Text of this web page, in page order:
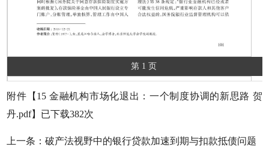
第 1 页
附件【 15 金融机构市场化退出：一个制度协调的新思路 贺
丹.pdf】已下载382次
上一条：破产法视野中的银行贷款加速到期与扣款抵债问题